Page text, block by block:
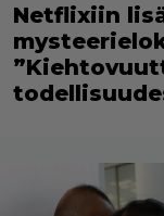
Netflixiin